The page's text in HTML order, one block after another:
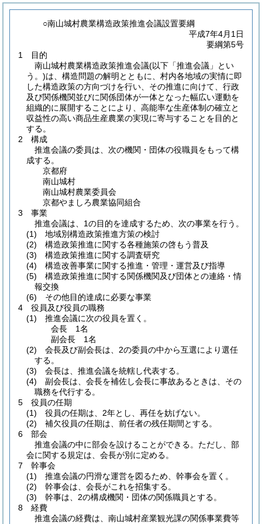
○南山城村農業構造政策推進会議設置要綱
平成7年4月1日
要綱第5号
1 目的
南山城村農業構造政策推進会議(以下「推進会議」とい
う。)は、構造問題の解明とともに、村内各地域の実情に即
した構造政策の方向づけを行い、その推進に向けて、行政
及び関係機関並びに関係団体が一体となった幅広い運動を
組織的に展開することにより、高能率な生産体制の確立と
収益性の高い商品生産農業の実現に寄与することを目的と
する。
2 構成
推進会議の委員は、次の機関・団体の役職員をもって構
成する。
京都府
南山城村
南山城村農業委員会
京都やましろ農業協同組合
3 事業
推進会議は、1の目的を達成するため、次の事業を行う。
(1) 地域別構造政策推進方策の検討
(2) 構造政策推進に関する各種施策の啓もう普及
(3) 構造政策推進に関する調査研究
(4) 構造改善事業に関する推進・管理・運営及び指導
(5) 構造政策推進に関する関係機関及び団体との連絡・情
報交換
(6) その他目的達成に必要な事業
4 役員及び役員の職務
(1) 推進会議に次の役員を置く。
会長 1名
副会長 1名
(2) 会長及び副会長は、2の委員の中から互選により選任
する。
(3) 会長は、推進会議を統轄し代表する。
(4) 副会長は、会長を補佐し会長に事故あるときは、その
職務を代行する。
5 役員の任期
(1) 役員の任期は、2年とし、再任を妨げない。
(2) 補欠役員の任期は、前任者の残任期間とする。
6 部会
推進会議の中に部会を設けることができる。ただし、部
会に関する規定は、会長が別に定める。
7 幹事会
(1) 推進会議の円滑な運営を図るため、幹事会を置く。
(2) 幹事会は、会長がこれを招集する。
(3) 幹事は、2の構成機関・団体の関係職員とする。
8 経費
推進会議の経費は、南山城村産業観光課の関係事業費等